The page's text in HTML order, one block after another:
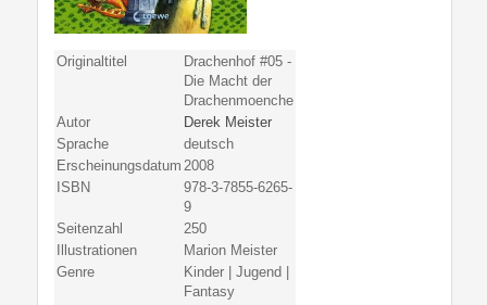
Originaltitel
Drachenhof #05 -
Die Macht der
Drachenmoenche
Autor
Derek Meister
Sprache
deutsch
Erscheinungsdatum 2008
ISBN
978-3-7855-6265-
9
Seitenzahl
250
Illustrationen
Marion Meister
Genre
Kinder | Jugend |
Fantasy